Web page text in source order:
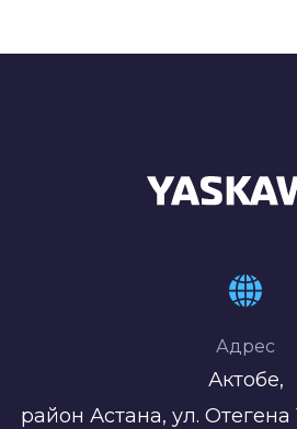
Адрес
Актобе,
район Астана, ул.